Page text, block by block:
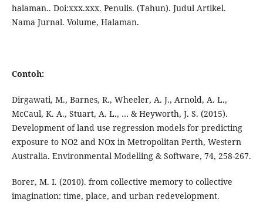
halaman.. Doi:xxx.xxx. Penulis. (Tahun). Judul Artikel.
Nama Jurnal. Volume, Halaman.
Contoh:
Dirgawati, M., Barnes, R., Wheeler, A. J., Arnold, A. L.,
McCaul, K. A., Stuart, A. L., … & Heyworth, J. S. (2015).
Development of land use regression models for predicting
exposure to NO2 and NOx in Metropolitan Perth, Western
Australia. Environmental Modelling & Software, 74, 258-267.
Borer, M. I. (2010). from collective memory to collective
imagination: time, place, and urban redevelopment.